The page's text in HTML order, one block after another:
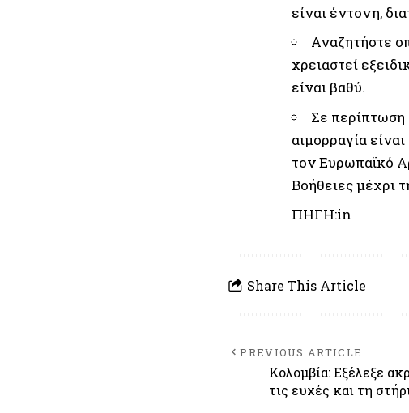
είναι έντονη,
Αναζητήστε
χρειαστεί
είναι βαθύ.
Σε περίπτωση
αιμορραγία
τον Ευρωπαϊκό
Βοήθειες μέχρι
ΠΗΓΗ:in
Share This Article
PREVIOUS ARTICLE
Κολομβία: Εξέλεξε
τις ευχές και τη